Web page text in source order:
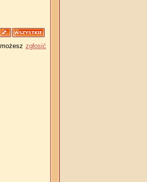
zgłosić